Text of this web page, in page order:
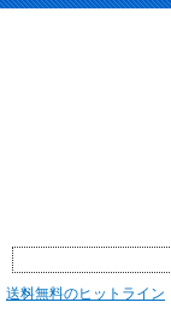
送料無料のヒットライン